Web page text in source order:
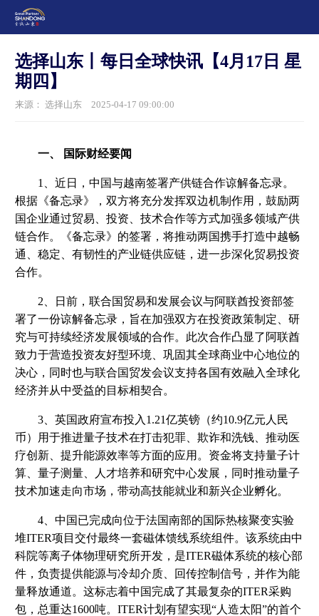
选择山东丨每日全球快讯【4月17日 星
期四】
来源： 选择山东 2025-04-17 09:00:00
一、 国际财经要闻
1、近日，中国与越南签署产供链合作谅解备忘录。
根据《备忘录》，双方将充分发挥双边机制作用，鼓励两
国企业通过贸易、投资、技术合作等方式加强多领域产供
链合作。《备忘录》的签署，将推动两国携手打造中越畅
通、稳定、有韧性的产业链供应链，进一步深化贸易投资
合作。
2、日前，联合国贸易和发展会议与阿联酋投资部签
署了一份谅解备忘录，旨在加强双方在投资政策制定、研
究与可持续经济发展领域的合作。此次合作凸显了阿联酋
致力于营造投资友好型环境、巩固其全球商业中心地位的
决心，同时也与联合国贸发会议支持各国有效融入全球化
经济并从中受益的目标相契合。
3、英国政府宣布投入1.21亿英镑（约10.9亿元人民
币）用于推进量子技术在打击犯罪、欺诈和洗钱、推动医
疗创新、提升能源效率等方面的应用。资金将支持量子计
算、量子测量、人才培养和研究中心发展，同时推动量子
技术加速走向市场，带动高技能就业和新兴企业孵化。
4、中国已完成向位于法国南部的国际热核聚变实验
堆ITER项目交付最终一套磁体馈线系统组件。该系统由中
科院等离子体物理研究所开发，是ITER磁体系统的核心部
件，负责提供能源与冷却介质、回传控制信号，并作为能
量释放通道。这标志着中国完成了其最复杂的ITER采购
包，总重达1600吨。ITER计划有望实现“人造太阳”的首个